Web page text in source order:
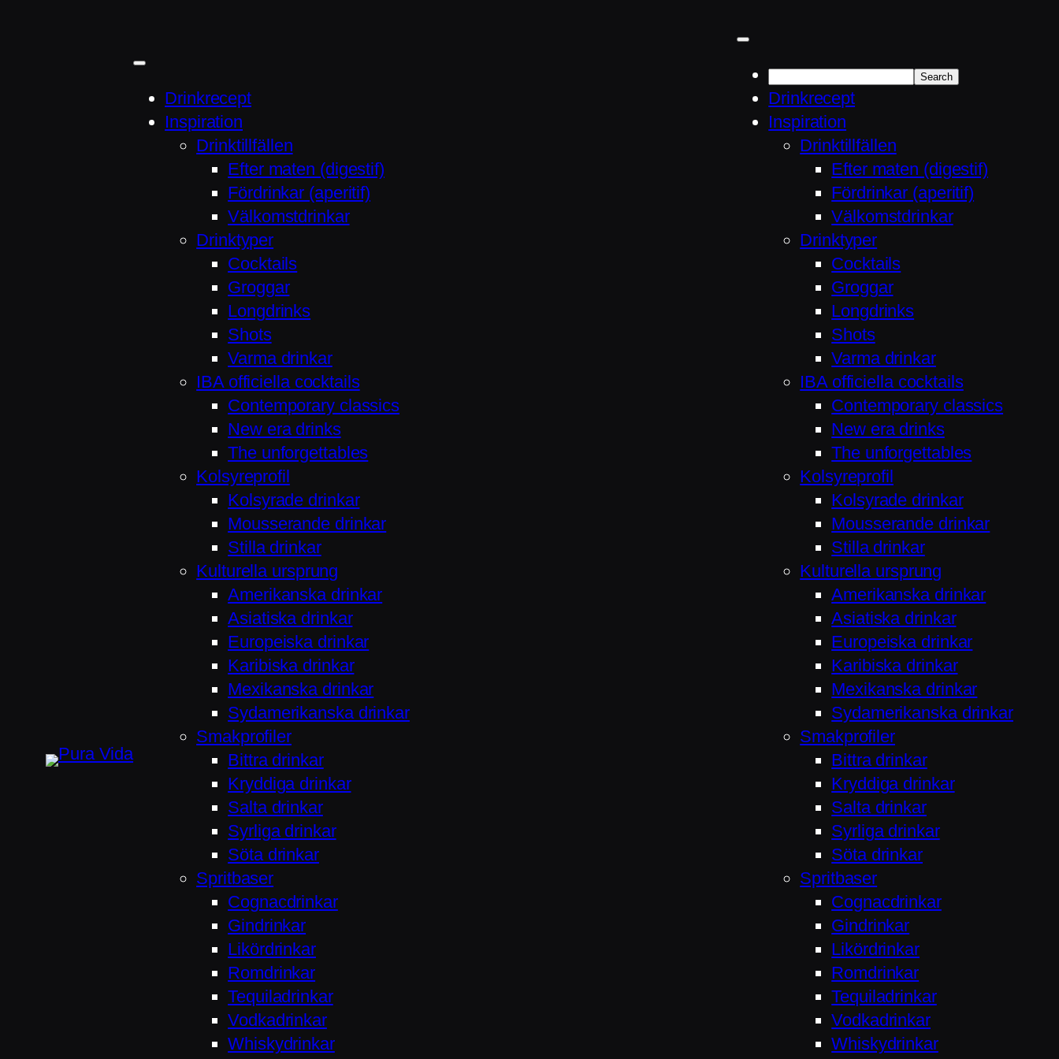
Drinkrecept
Inspiration
Drinktillfällen
Efter maten (digestif)
Fördrinkar (aperitif)
Välkomstdrinkar
Drinktyper
Cocktails
Groggar
Longdrinks
Shots
Varma drinkar
IBA officiella cocktails
Contemporary classics
New era drinks
The unforgettables
Kolsyreprofil
Kolsyrade drinkar
Mousserande drinkar
Stilla drinkar
Kulturella ursprung
Amerikanska drinkar
Asiatiska drinkar
Europeiska drinkar
Karibiska drinkar
Mexikanska drinkar
Sydamerikanska drinkar
Smakprofiler
Bittra drinkar
Kryddiga drinkar
Salta drinkar
Syrliga drinkar
Söta drinkar
Spritbaser
Cognacdrinkar
Gindrinkar
Likördrinkar
Romdrinkar
Tequiladrinkar
Vodkadrinkar
Whiskydrinkar
Drinkrecept
Inspiration
Drinktillfällen
Efter maten (digestif)
Fördrinkar (aperitif)
Välkomstdrinkar
Drinktyper
Cocktails
Groggar
Longdrinks
Shots
Varma drinkar
IBA officiella cocktails
Contemporary classics
New era drinks
The unforgettables
Kolsyreprofil
Kolsyrade drinkar
Mousserande drinkar
Stilla drinkar
Kulturella ursprung
Amerikanska drinkar
Asiatiska drinkar
Europeiska drinkar
Karibiska drinkar
Mexikanska drinkar
Sydamerikanska drinkar
Smakprofiler
Bittra drinkar
Kryddiga drinkar
Salta drinkar
Syrliga drinkar
Söta drinkar
Spritbaser
Cognacdrinkar
Gindrinkar
Likördrinkar
Romdrinkar
Tequiladrinkar
Vodkadrinkar
Whiskydrinkar